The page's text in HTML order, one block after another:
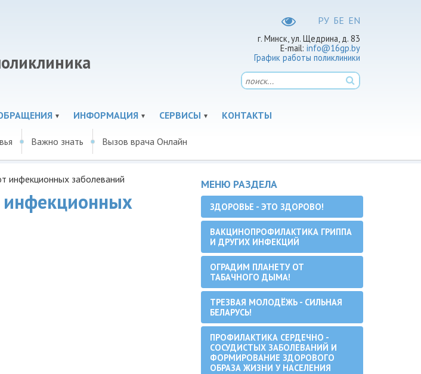
РУ БЕ EN
г. Минск, ул. Щедрина, д. 83
E-mail: info@16gp.by
График работы поликлиники
ИНФОРМАЦИЯ СЕРВИСЫ КОНТАКТЫ
Важно знать Вызов врача Онлайн
инфекционных заболеваний
инфекционных
МЕНЮ РАЗДЕЛА
ЗДОРОВЬЕ - ЭТО ЗДОРОВО!
ВАКЦИНОПРОФИЛАКТИКА ГРИППА
И ДРУГИХ ИНФЕКЦИЙ
ОГРАДИМ ПЛАНЕТУ ОТ
ТАБАЧНОГО ДЫМА!
ТРЕЗВАЯ МОЛОДЁЖЬ - СИЛЬНАЯ
БЕЛАРУСЬ!
ПРОФИЛАКТИКА СЕРДЕЧНО -
СОСУДИСТЫХ ЗАБОЛЕВАНИЙ И
ФОРМИРОВАНИЕ ЗДОРОВОГО
ОБРАЗА ЖИЗНИ У НАСЕЛЕНИЯ